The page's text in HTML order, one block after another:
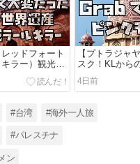
レッドフォート
キラー）観光ガ
ほぼ無い歴史
【プトラジャ
スク！KLから
どころ・Grab
る理由
4日前
#台湾 #海外一人旅
#パレスチナ
ン